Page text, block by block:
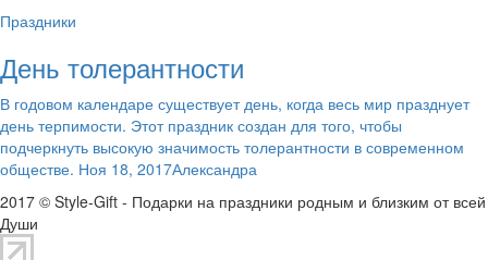
Праздники
День толерантности
В годовом календаре существует день, когда весь мир празднует
день терпимости. Этот праздник создан для того, чтобы
подчеркнуть высокую значимость толерантности в современном
обществе. Ноя 18, 2017Александра
2017 © Style-Gift - Подарки на праздники родным и близким от всей
Души